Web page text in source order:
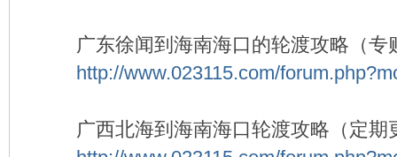
广东徐闻到海南海口的轮渡攻略（专
http://www.023115.com/
广西北海到海南海口轮渡攻略（定期